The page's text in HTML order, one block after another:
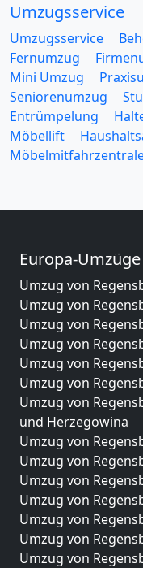
Umzugsservice
Umzugsservice
Fernumzug
Mini Umzug
Seniorenumzug
Entrümpelung
Möbellift
Europa-Umzüge
Umzug von
Umzug von
Umzug von
Umzug von
Umzug von
Umzug von
Umzug von
und Herzegowina
Umzug von
Umzug von
Umzug von
Umzug von
Umzug von
Umzug von
Umzug von